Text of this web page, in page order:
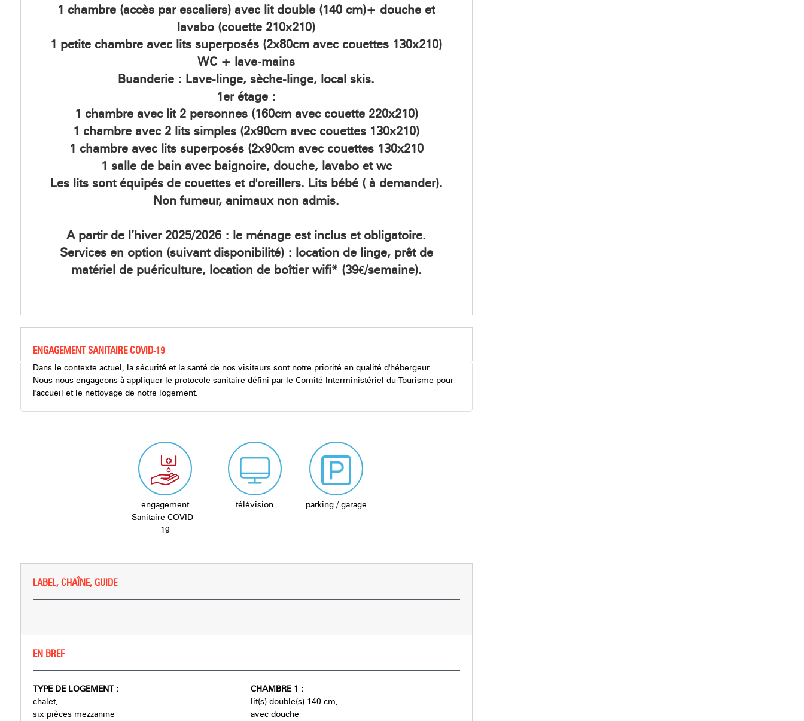
1 chambre (accès par escaliers) avec lit double (140 cm)+ douche et
lavabo (couette 210x210)
1 petite chambre avec lits superposés (2x80cm avec couettes 130x210)
WC + lave-mains
Buanderie : Lave-linge, sèche-linge, local skis.
1er étage :
1 chambre avec lit 2 personnes (160cm avec couette 220x210)
1 chambre avec 2 lits simples (2x90cm avec couettes 130x210)
1 chambre avec lits superposés (2x90cm avec couettes 130x210
1 salle de bain avec baignoire, douche, lavabo et wc
Les lits sont équipés de couettes et d'oreillers. Lits bébé ( à demander).
Non fumeur, animaux non admis.
A partir de l’hiver 2025/2026 : le ménage est inclus et obligatoire.
Services en option (suivant disponibilité) : location de linge, prêt de
matériel de puériculture, location de boîtier wifi* (39€/semaine).
ENGAGEMENT SANITAIRE COVID-19
Dans le contexte actuel, la sécurité et la santé de nos visiteurs sont notre priorité en qualité d'hébergeur.
Nous nous engageons à appliquer le protocole sanitaire défini par le Comité Interministériel du Tourisme pour
l'accueil et le nettoyage de notre logement.
engagement
Sanitaire COVID -
19
télévision parking / garage
LABEL, CHAÎNE, GUIDE
EN BREF
TYPE DE LOGEMENT :
chalet
six pièces mezzanine
CHAMBRE 1 :
lit(s) double(s) 140 cm
avec douche